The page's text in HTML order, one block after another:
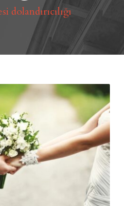
dolandırıcılığı